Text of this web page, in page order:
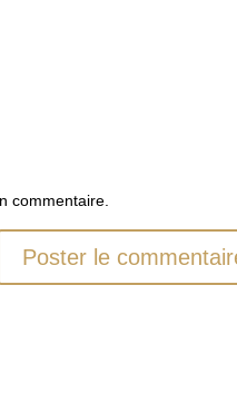
commentaire.